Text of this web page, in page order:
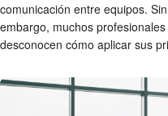
comunicación entre equipos. Sin
embargo, muchos profesionales
desconocen cómo aplicar sus